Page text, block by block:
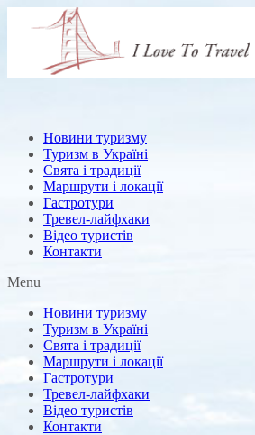
Новини туризму
Туризм в Україні
Свята і традиції
Маршрути і локації
Гастротури
Тревел-лайфхаки
Відео туристів
Контакти
Menu
Новини туризму
Туризм в Україні
Свята і традиції
Маршрути і локації
Гастротури
Тревел-лайфхаки
Відео туристів
Контакти